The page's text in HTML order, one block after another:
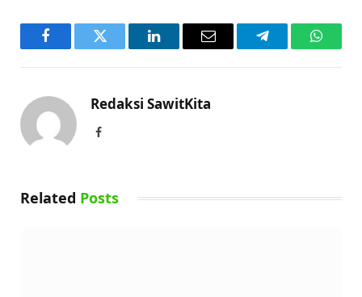
FacebookTwitter LinkedInEmail Telegram
Redaksi SawitKita
Facebook
Related Posts